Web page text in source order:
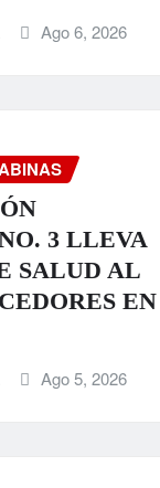
Ago 6, 2026
3 LLEVA
SALUD AL
EN
Ago 5, 2026